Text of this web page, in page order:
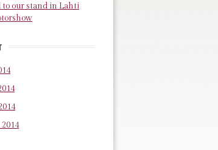
to our stand in Lahti